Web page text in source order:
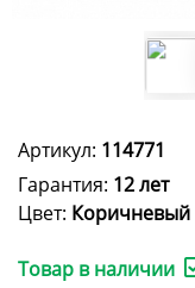
Артикул: 114771
Гарантия: 12 лет
Цвет: Коричневый
Товар в наличии